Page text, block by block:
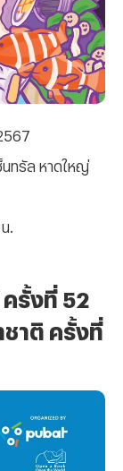
ทรัล หาดใหญ่
.
รั้งที่ 52
ชาติ ครั้งที่